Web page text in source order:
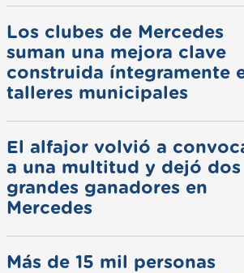
Los clubes de Mercedes
suman una mejora clave
construida íntegramente
talleres municipales
El alfajor volvió a
a una multitud y dejó dos
grandes ganadores en
Mercedes
Más de 15 mil personas